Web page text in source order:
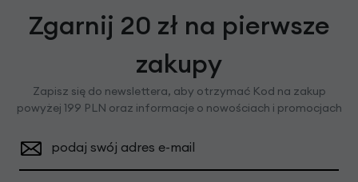
Zgarnij 20 zł na pierwsze
zakupy
Zapisz się do newslettera, aby otrzymać Kod na zakup
powyżej 199 PLN oraz informacje o nowościach i promocjach
podaj swój adres e-mail